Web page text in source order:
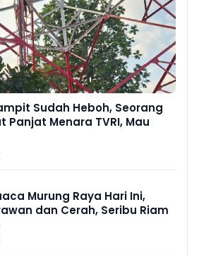
Sudah Heboh, Seorang
Panjat Menara TVRI, Mau
Murung Raya Hari Ini,
dan Cerah, Seribu Riam